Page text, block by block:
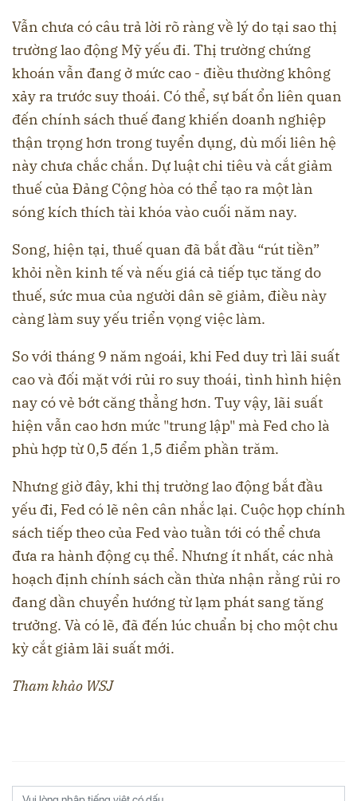
Vẫn chưa có câu trả lời rõ ràng về lý do tại sao thị
trường lao động Mỹ yếu đi. Thị trường chứng
khoán vẫn đang ở mức cao - điều thường không
xảy ra trước suy thoái. Có thể, sự bất ổn liên quan
đến chính sách thuế đang khiến doanh nghiệp
thận trọng hơn trong tuyển dụng, dù mối liên hệ
này chưa chắc chắn. Dự luật chi tiêu và cắt giảm
thuế của Đảng Cộng hòa có thể tạo ra một làn
sóng kích thích tài khóa vào cuối năm nay.
Song, hiện tại, thuế quan đã bắt đầu “rút tiền”
khỏi nền kinh tế và nếu giá cả tiếp tục tăng do
thuế, sức mua của người dân sẽ giảm, điều này
càng làm suy yếu triển vọng việc làm.
So với tháng 9 năm ngoái, khi Fed duy trì lãi suất
cao và đối mặt với rủi ro suy thoái, tình hình hiện
nay có vẻ bớt căng thẳng hơn. Tuy vậy, lãi suất
hiện vẫn cao hơn mức "trung lập" mà Fed cho là
phù hợp từ 0,5 đến 1,5 điểm phần trăm.
Nhưng giờ đây, khi thị trường lao động bắt đầu
yếu đi, Fed có lẽ nên cân nhắc lại. Cuộc họp chính
sách tiếp theo của Fed vào tuần tới có thể chưa
đưa ra hành động cụ thể. Nhưng ít nhất, các nhà
hoạch định chính sách cần thừa nhận rằng rủi ro
đang dần chuyển hướng từ lạm phát sang tăng
trưởng. Và có lẽ, đã đến lúc chuẩn bị cho một chu
kỳ cắt giảm lãi suất mới.
Tham khảo WSJ